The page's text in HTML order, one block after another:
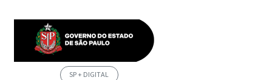
SP + DIGITAL